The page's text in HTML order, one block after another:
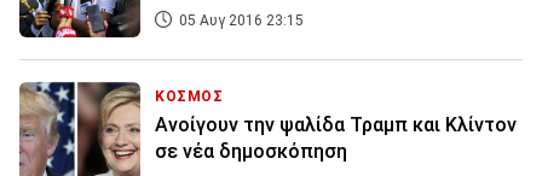
05 Αυγ 2016 23:15
ΚΟΣΜΟΣ
Ανοίγουν την ψαλίδα Τραμπ και Κλίντον
σε νέα δημοσκόπηση